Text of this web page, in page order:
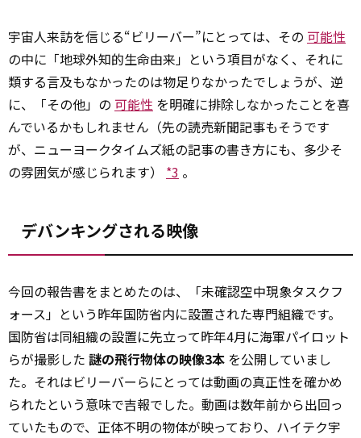
宇宙人来訪を信じる“ビリーバー”にとっては、その 可能性
の中に「地球外知的生命由来」という項目がなく、それに
類する言及もなかったのは物足りなかったでしょうが、逆
に、「その他」の 可能性 を明確に排除しなかったことを喜
んでいるかもしれません（先の読売新聞記事もそうです
が、ニューヨークタイムズ紙の記事の書き方にも、多少そ
の雰囲気が感じられます） *3 。
デバンキングされる映像
今回の報告書をまとめたのは、「未確認空中現象タスクフ
ォース」という昨年国防省内に設置された専門組織です。
国防省は同組織の設置に先立って昨年4月に海軍パイロット
らが撮影した 謎の飛行物体の映像3本 を公開していまし
た。それはビリーバーらにとっては動画の真正性を確かめ
られたという意味で吉報でした。動画は数年前から出回っ
ていたもので、正体不明の物体が映っており、ハイテク宇